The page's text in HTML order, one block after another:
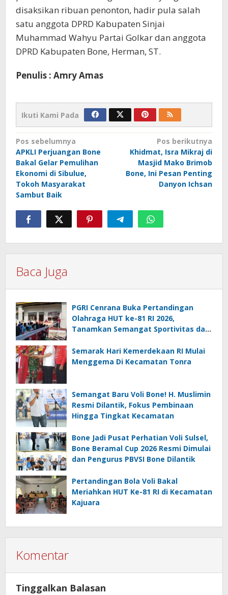
disaksikan ribuan penonton, hadir pula salah
satu anggota DPRD Kabupaten Sinjai
Muhammad Wahyu Partai Golkar dan anggota
DPRD Kabupaten Bone, Herman, ST.
Penulis : Amry Amas
Ikuti Kami Pada
Navigasi
pos
Pos sebelumnya
APKLI Perjuangan Bone
Bakal Gelar Pemulihan
Ekonomi di Sibulue,
Tokoh Masyarakat
Sambut Baik
Pos berikutnya
Khidmat, Isra Mikraj di
Masjid Mako Brimob
Bone, Ini Pesan Penting
Danyon Ichsan
Baca Juga
PGRI Cenrana Buka Pertandingan
Olahraga HUT ke-81 RI 2026,
Tanamkan Semangat Sportivitas dan
Semarak Hari Kemerdekaan RI Mulai
Menggema Di Kecamatan Tonra
Semangat Baru Voli Bone! H. Muslimin
Resmi Dilantik, Fokus Pembinaan
Hingga Tingkat Kecamatan
Bone Jadi Pusat Perhatian Voli Sulsel,
Bone Beramal Cup 2026 Resmi Dimulai
dan Pengurus PBVSI Bone Dilantik
Pertandingan Bola Voli Bakal
Meriahkan HUT Ke-81 RI di Kecamatan
Kajuara
Komentar
Tinggalkan Balasan